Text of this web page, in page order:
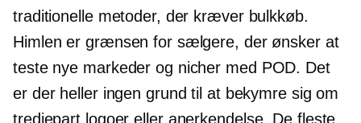
traditionelle metoder, der kræver bulkkøb.
Himlen er grænsen for sælgere, der ønsker at
teste nye markeder og nicher med POD. Det
er der heller ingen grund til at bekymre sig om
tredjepart logoer eller anerkendelse. De fleste